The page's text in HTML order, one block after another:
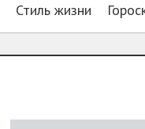
Стиль жизни